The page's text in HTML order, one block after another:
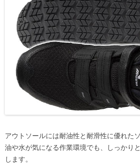
アウトソールには耐油性と耐滑性に優れたソ
油や水が気になる作業環境でも、しっかり
します。